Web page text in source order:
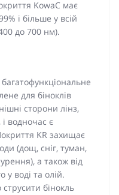
KowaC має
і більше у всій
до 700 нм).
багатофункціональне
для біноклів
сторони лінз,
водночас є
KR захищає
(дощ, сніг, туман,
а також від
у воді та олій.
бінокль